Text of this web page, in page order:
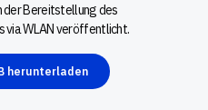
der Bereitstellung des
WLAN veröffentlicht.
herunterladen